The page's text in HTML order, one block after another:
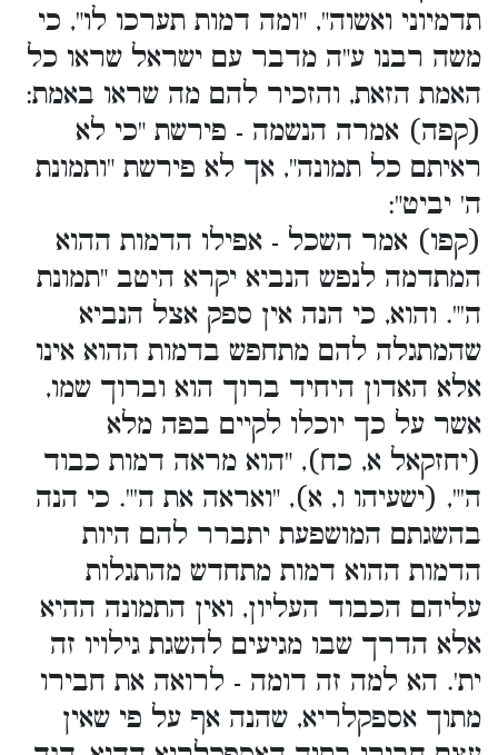
תדמיוני ואשוה", "ומה דמות תערכו לו", כי
משה רבנו ע"ה מדבר עם ישראל שראו כל
האמת הזאת, והזכיר להם מה שראו באמת:
(קפה) אמרה הנשמה - פירשת "כי לא
ראיתם כל תמונה", אך לא פירשת "ותמונת
ה' יביט":
(קפו) אמר השכל - אפילו הדמות ההוא
המתדמה לנפש הנביא יקרא היטב "תמונת
ה'". והוא, כי הנה אין ספק אצל הנביא
שהמתגלה להם מתחפש בדמות ההוא אינו
אלא האדון היחיד ברוך הוא וברוך שמו,
אשר על כך יוכלו לקיים בפה מלא
(יחזקאל א, כח), "הוא מראה דמות כבוד
ה'", (ישעיהו ו, א), "ואראה את ה'". כי הנה
בהשגתם המושפעת יתברר להם היות
הדמות ההוא דמות מתחדש מהתגלות
עליהם הכבוד העליון, ואין התמונה ההיא
אלא הדרך שבו מגיעים להשגת גילויו זה
ית'. הא למה זה דומה - לרואה את חבירו
מתוך אספקלריא, שהנה אף על פי שאין